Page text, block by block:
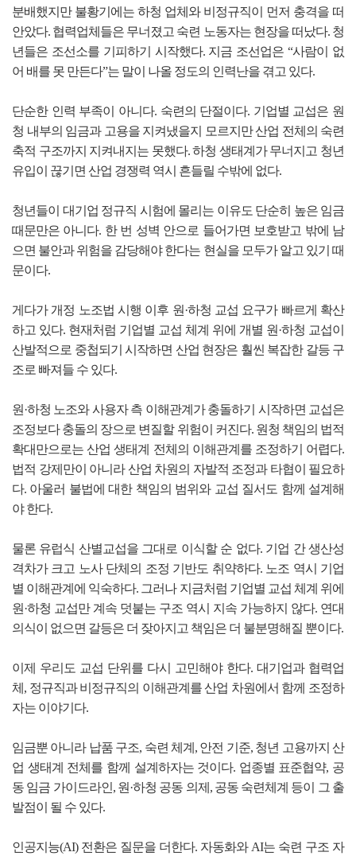
분배했지만 불황기에는 하청 업체와 비정규직이 먼저 충격을 떠
안았다. 협력업체들은 무너졌고 숙련 노동자는 현장을 떠났다. 청
년들은 조선소를 기피하기 시작했다. 지금 조선업은 “사람이 없
어 배를 못 만든다”는 말이 나올 정도의 인력난을 겪고 있다.
단순한 인력 부족이 아니다. 숙련의 단절이다. 기업별 교섭은 원
청 내부의 임금과 고용을 지켜냈을지 모르지만 산업 전체의 숙련
축적 구조까지 지켜내지는 못했다. 하청 생태계가 무너지고 청년
유입이 끊기면 산업 경쟁력 역시 흔들릴 수밖에 없다.
청년들이 대기업 정규직 시험에 몰리는 이유도 단순히 높은 임금
때문만은 아니다. 한 번 성벽 안으로 들어가면 보호받고 밖에 남
으면 불안과 위험을 감당해야 한다는 현실을 모두가 알고 있기 때
문이다.
게다가 개정 노조법 시행 이후 원·하청 교섭 요구가 빠르게 확산
하고 있다. 현재처럼 기업별 교섭 체계 위에 개별 원·하청 교섭이
산발적으로 중첩되기 시작하면 산업 현장은 훨씬 복잡한 갈등 구
조로 빠져들 수 있다.
원·하청 노조와 사용자 측 이해관계가 충돌하기 시작하면 교섭은
조정보다 충돌의 장으로 변질할 위험이 커진다. 원청 책임의 법적
확대만으로는 산업 생태계 전체의 이해관계를 조정하기 어렵다.
법적 강제만이 아니라 산업 차원의 자발적 조정과 타협이 필요하
다. 아울러 불법에 대한 책임의 범위와 교섭 질서도 함께 설계해
야 한다.
물론 유럽식 산별교섭을 그대로 이식할 순 없다. 기업 간 생산성
격차가 크고 노사 단체의 조정 기반도 취약하다. 노조 역시 기업
별 이해관계에 익숙하다. 그러나 지금처럼 기업별 교섭 체계 위에
원·하청 교섭만 계속 덧붙는 구조 역시 지속 가능하지 않다. 연대
의식이 없으면 갈등은 더 잦아지고 책임은 더 불분명해질 뿐이다.
이제 우리도 교섭 단위를 다시 고민해야 한다. 대기업과 협력업
체, 정규직과 비정규직의 이해관계를 산업 차원에서 함께 조정하
자는 이야기다.
임금뿐 아니라 납품 구조, 숙련 체계, 안전 기준, 청년 고용까지 산
업 생태계 전체를 함께 설계하자는 것이다. 업종별 표준협약, 공
동 임금 가이드라인, 원·하청 공동 의제, 공동 숙련체계 등이 그 출
발점이 될 수 있다.
인공지능(AI) 전환은 질문을 더한다. 자동화와 AI는 숙련 구조 자